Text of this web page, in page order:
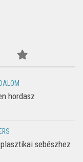
hordasz
sebészhez